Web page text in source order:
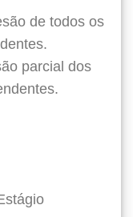
de todos os
parcial dos